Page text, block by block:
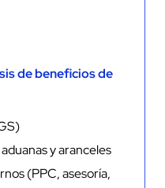
de beneficios de
y aranceles
(PPC, asesoría,